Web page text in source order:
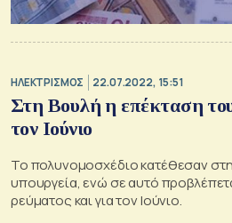
ΗΛΕΚΤΡΙΣΜΟΣ 22.07.2022, 15:51
Στη Βουλή η επέκταση
τον Ιούνιο
Το πολυνομοσχέδιο κατέθεσαν
υπουργεία, ενώ σε αυτό
ρεύματος και για τον Ιούνιο.